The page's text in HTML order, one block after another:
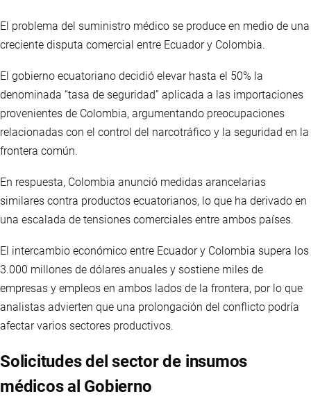
El problema del suministro médico se produce en medio de una
creciente disputa comercial entre Ecuador y Colombia.
El gobierno ecuatoriano decidió elevar hasta el 50% la
denominada “tasa de seguridad” aplicada a las importaciones
provenientes de Colombia, argumentando preocupaciones
relacionadas con el control del narcotráfico y la seguridad en la
frontera común.
En respuesta, Colombia anunció medidas arancelarias
similares contra productos ecuatorianos, lo que ha derivado en
una escalada de tensiones comerciales entre ambos países.
El intercambio económico entre Ecuador y Colombia supera los
3.000 millones de dólares anuales y sostiene miles de
empresas y empleos en ambos lados de la frontera, por lo que
analistas advierten que una prolongación del conflicto podría
afectar varios sectores productivos.
Solicitudes del sector de insumos
médicos al Gobierno